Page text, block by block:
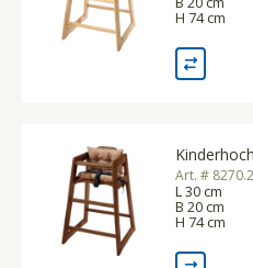
H 74 cm
Art. #
L 30 cm
B 20 cm
H 74 cm